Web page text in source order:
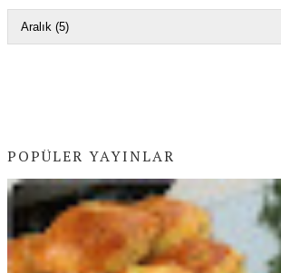
POPÜLER YAYINLAR